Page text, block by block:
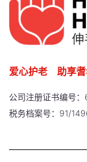
爱心护老 助享
公司注册证书编号
税务档案号：91/